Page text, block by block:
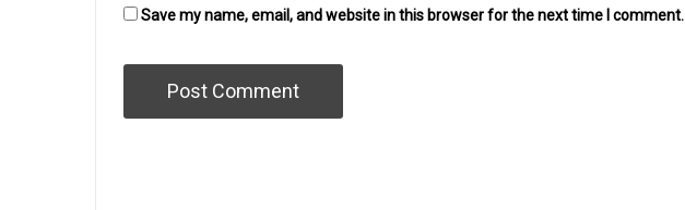
Save my name, email, and website in this browser for the next time I comment.